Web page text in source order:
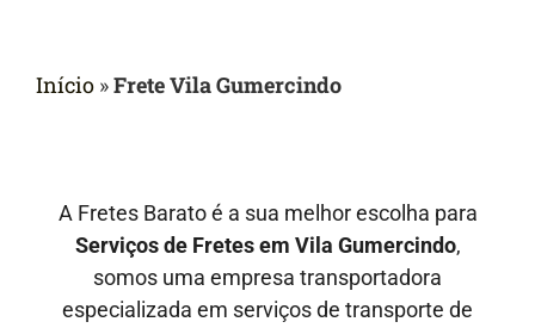
Início »Frete Vila Gumercindo
A Fretes Barato é a sua melhor escolha para
Serviços de Fretes em Vila Gumercindo,
somos uma empresa transportadora
especializada em serviços de transporte de